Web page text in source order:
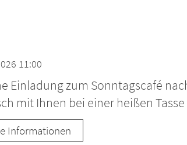
11:00
Einladung zum Sonntagscafé
mit Ihnen bei einer heißen
Informationen